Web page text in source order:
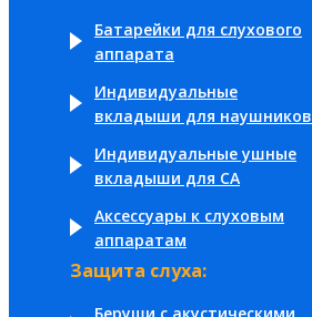
Батарейки для слухового
аппарата
Индивидуальные
вкладыши для наушников
Индивидуальные ушные
вкладыши для СА
Аксессуары к слуховым
аппаратам
Защита слуха: